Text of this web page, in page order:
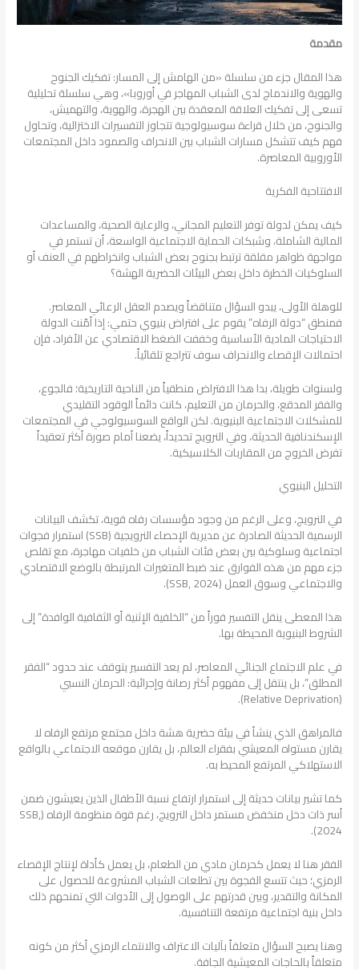
مقدمة
هذا المقال جزء من سلسلة «من الهامش إلى المسار: تفكيك الجنوح
والهوية والاندماج لدى الشباب المهاجر في أوروبا»، وهي سلسلة تحليلية
تسعى إلى تفكيك العلاقة المعقدة بين الهجرة، والهوية، والتهميش،
والجنوح، من خلال قراءة سوسيولوجية تتجاوز التفسيرات الاختزالية، وتحاول
فهم كيف تتشكل مسارات الشباب بين الانحراف والصمود داخل المجتمعات
الأوروبية المعاصرة.
الافتتاحية الفكرية
كيف يمكن لدولة توفر التعليم المجاني، والرعاية الصحية، والمساعدات
المالية الشاملة، وشبكات الحماية الاجتماعية الواسعة، أن تستمر في
مواجهة ظواهر مقلقة ترتبط بجنوح بعض الشباب وانخراطهم في العنف أو
السلوكيات الخطرة داخل بعض البيئات الحضرية الهشة؟
للوهلة الأولى، يبدو السؤال متناقضاً ويصدم العقل الرعائي المعاصر.
فمنطق “دولة الرفاه” يقوم على افتراض بنيوي حتمي: إذا أمّنت الدولة
الاحتياجات المادية الأساسية وخففت الضغط الاقتصادي عن الأفراد، فإن
احتمالات الإقصاء والانحراف سوف تتراجع تلقائياً.
ولسنوات طويلة، بدا هذا الافتراض منطقياً من الناحية التاريخية؛ فالجوع،
والفقر المدقع، والحرمان من التعليم، كانت دائماً الوقود التقليدي
للمشكلات الاجتماعية البنيوية. لكن الواقع السوسيولوجي في المجتمعات
الإسكندنافية الحديثة، وفي النرويج تحديداً، يضعنا أمام صورة أكثر تعقيداً
تفرض الخروج من المقاربات الكلاسيكية.
التحليل البنيوي
في النرويج، وعلى الرغم من وجود مؤسسات رفاه قوية، تكشف البيانات
الرسمية الحديثة الصادرة عن مديرية الإحصاء النرويجية (SSB) استمرار فجوات
اجتماعية وسلوكية بين بعض فئات الشباب من خلفيات مهاجرة، مع تقلص
جزء مهم من هذه الفوارق عند ضبط المتغيرات المرتبطة بالوضع الاقتصادي
والاجتماعي وسوق العمل (SSB, 2024).
هذا المعطى ينقل التفسير فوراً من “الخلفية الإثنية أو الثقافية الوافدة” إلى
الشروط البنيوية المحيطة بها.
في علم الاجتماع الجنائي المعاصر، لم يعد التفسير يتوقف عند حدود “الفقر
المطلق”، بل ينتقل إلى مفهوم أكثر رصانة وإجرائية: الحرمان النسبي
(Relative Deprivation).
فالمراهق الذي ينشأ في بيئة حضرية هشة داخل مجتمع مرتفع الرفاه لا
يقارن مستواه المعيشي بفقراء العالم، بل يقارن موقعه الاجتماعي بالواقع
الاستهلاكي المرتفع المحيط به.
كما تشير بيانات حديثة إلى استمرار ارتفاع نسبة الأطفال الذين يعيشون ضمن
أسر ذات دخل منخفض مستمر داخل النرويج، رغم قوة منظومة الرفاه (SSB,
2024).
الفقر هنا لا يعمل كحرمان مادي من الطعام، بل يعمل كأداة لإنتاج الإقصاء
الرمزي؛ حيث تتسع الفجوة بين تطلعات الشباب المشروعة للحصول على
المكانة والتقدير، وبين قدرتهم على الوصول إلى الأدوات التي تمنحهم ذلك
داخل بنية اجتماعية مرتفعة التنافسية.
وهنا يصبح السؤال متعلقاً بآليات الاعتراف والانتماء الرمزي أكثر من كونه
متعلقاً بالحاجات المعيشية الجافة.